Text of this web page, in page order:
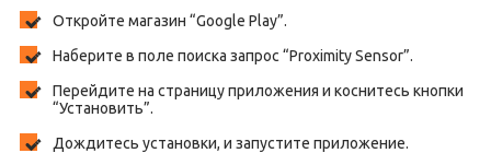
Откройте магазин “Google Play”.
Наберите в поле поиска запрос “Proximity Sensor”.
Перейдите на страницу приложения и коснитесь кнопки
“Установить”.
Дождитесь установки, и запустите приложение.